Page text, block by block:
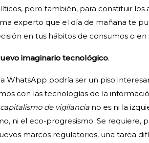
pero también, para constituir los
experto que el día de mañana te
en tus hábitos de consumos o
imaginario tecnológico.
WhatsApp podría ser un piso
con las tecnologías de la
capitalismo de vigilancia no es ni la
ni el eco-progresismo. Se requiere,
marcos regulatorios, una tarea